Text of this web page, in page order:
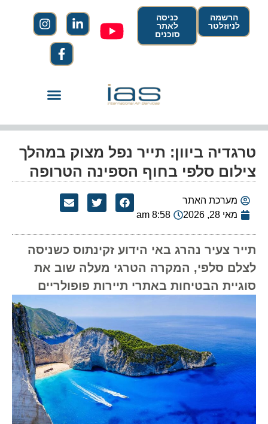
הרשמה
לניוזלטר
כניסה
לאתר
סוכנים
טרגדיה ביוון: תייר נפל מצוק במהלך
צילום סלפי בחוף הספינה הטרופה
מערכת האתר
מאי 28, 2026
8:58 am
תייר צעיר נהרג באי הידוע זקינתוס כשניסה
לצלם סלפי, המקרה הטרגי מעלה שוב את
סוגיית הבטיחות באתרי תיירות פופולריים